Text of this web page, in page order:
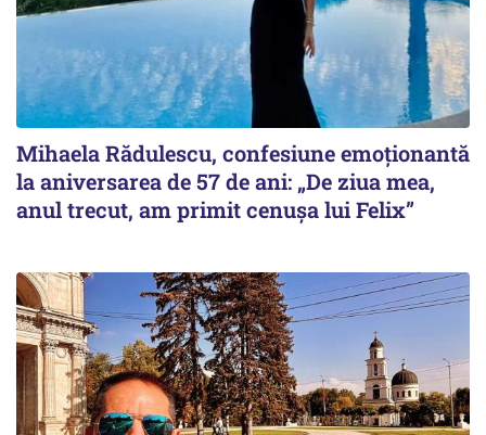
Mihaela Rădulescu, confesiune emoționantă
la aniversarea de 57 de ani: „De ziua mea,
anul trecut, am primit cenușa lui Felix”